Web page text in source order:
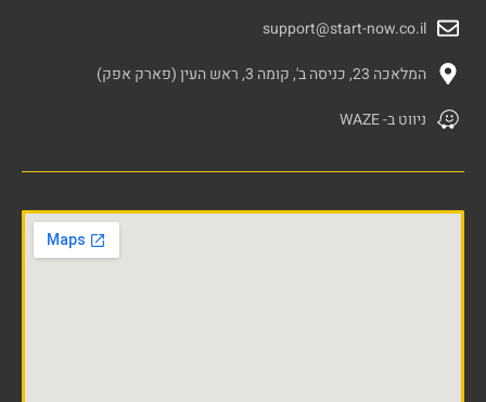
support@start-now.co.il
המלאכה 23, כניסה ב', קומה 3, ראש העין (פארק אפק)
ניווט ב- WAZE